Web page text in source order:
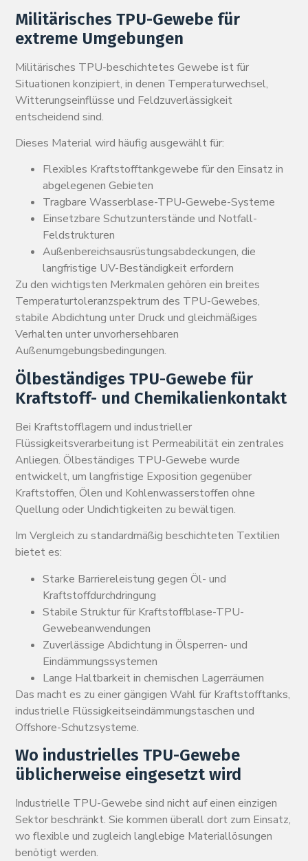
Militärisches TPU-Gewebe für
extreme Umgebungen
Militärisches TPU-beschichtetes Gewebe ist für
Situationen konzipiert, in denen Temperaturwechsel,
Witterungseinflüsse und Feldzuverlässigkeit
entscheidend sind.
Dieses Material wird häufig ausgewählt für:
Flexibles Kraftstofftankgewebe für den Einsatz in
abgelegenen Gebieten
Tragbare Wasserblase-TPU-Gewebe-Systeme
Einsetzbare Schutzunterstände und Notfall-
Feldstrukturen
Außenbereichsausrüstungsabdeckungen, die
langfristige UV-Beständigkeit erfordern
Zu den wichtigsten Merkmalen gehören ein breites
Temperaturtoleranzspektrum des TPU-Gewebes,
stabile Abdichtung unter Druck und gleichmäßiges
Verhalten unter unvorhersehbaren
Außenumgebungsbedingungen.
Ölbeständiges TPU-Gewebe für
Kraftstoff- und Chemikalienkontakt
Bei Kraftstofflagern und industrieller
Flüssigkeitsverarbeitung ist Permeabilität ein zentrales
Anliegen. Ölbeständiges TPU-Gewebe wurde
entwickelt, um langfristige Exposition gegenüber
Kraftstoffen, Ölen und Kohlenwasserstoffen ohne
Quellung oder Undichtigkeiten zu bewältigen.
Im Vergleich zu standardmäßig beschichteten Textilien
bietet es:
Starke Barriereleistung gegen Öl- und
Kraftstoffdurchdringung
Stabile Struktur für Kraftstoffblase-TPU-
Gewebeanwendungen
Zuverlässige Abdichtung in Ölsperren- und
Eindämmungssystemen
Lange Haltbarkeit in chemischen Lagerräumen
Das macht es zu einer gängigen Wahl für Kraftstofftanks,
industrielle Flüssigkeitseindämmungstaschen und
Offshore-Schutzsysteme.
Wo industrielles TPU-Gewebe
üblicherweise eingesetzt wird
Industrielle TPU-Gewebe sind nicht auf einen einzigen
Sektor beschränkt. Sie kommen überall dort zum Einsatz,
wo flexible und zugleich langlebige Materiallösungen
benötigt werden.